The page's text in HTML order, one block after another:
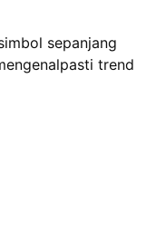
sepanjang
trend